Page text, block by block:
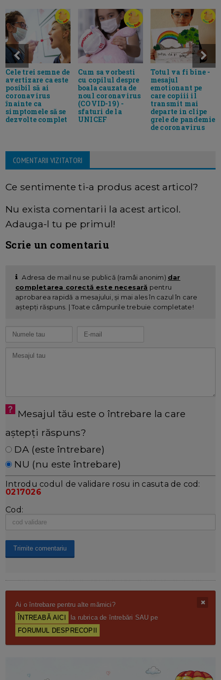
Cele trei semne de
avertizare ca este
posibil să ai
coronavirus
înainte ca
simptomele să se
dezvolte complet
Cum sa vorbesti
cu copilul despre
boala cauzata de
noul coronavirus
(COVID-19) -
sfaturi de la
UNICEF
Totul va fi bine -
mesajul
emotionant pe
care copiii il
transmit mai
departe in clipe
grele de pandemie
de coronavirus
COMENTARII VIZITATORI
Ce sentimente ti-a produs acest articol?
Nu exista comentarii la acest articol.
Adauga-l tu pe primul!
Scrie un comentariu
Adresa de mail nu se publică (ramâi anonim) dar
completarea corectă este necesară pentru
aprobarea rapidă a mesajului, și mai ales în cazul în care
aștepți răspuns. | Toate câmpurile trebuie completate!
Mesajul tău este o întrebare la care
aștepți răspuns?
DA (este întrebare)
NU (nu este întrebare)
Introdu codul de validare rosu in casuta de cod:
0217026
Cod:
Ai o întrebare pentru alte mămici?
ÎNTREABĂ AICI
la rubrica de întrebări SAU pe
FORUMUL DESPRECOPII